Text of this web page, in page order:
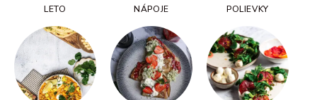
LETO NÁPOJE POLIEVKY